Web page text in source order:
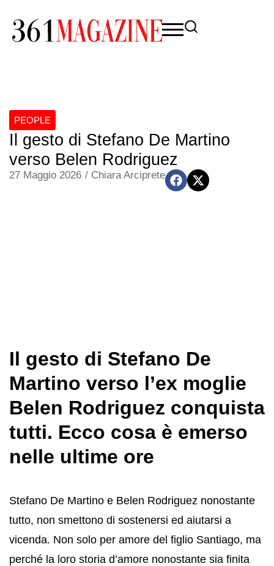
PEOPLE
Il gesto di Stefano De Martino
verso Belen Rodriguez
27 Maggio 2026 / Chiara Arciprete
Il gesto di Stefano De
Martino verso l’ex moglie
Belen Rodriguez conquista
tutti. Ecco cosa è emerso
nelle ultime ore
Stefano De Martino e Belen Rodriguez nonostante
tutto, non smettono di sostenersi ed aiutarsi a
vicenda. Non solo per amore del figlio Santiago, ma
perché la loro storia d’amore nonostante sia finita